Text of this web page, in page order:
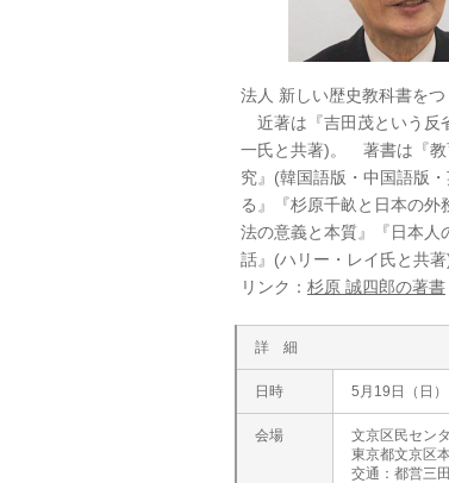
法人 新しい歴史教科書をつ
近著は『吉田茂という反
一氏と共著)。 著書は『教
究』(韓国語版・中国語版
る』『杉原千畝と日本の
法の意義と本質』『日本人
話』(ハリー・レイ氏と共
リンク： 杉原 誠四郎の著書
詳 細
日時 5月19日（日
会場
文京区民セン
東京都文京区
交通：都営三